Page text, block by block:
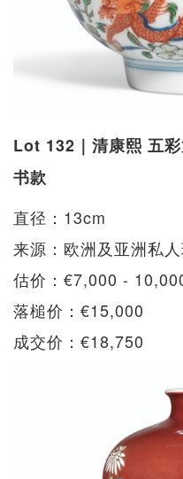
Lot 132｜清康熙 五
书款
直径：13cm
来源：欧洲及亚洲私
估价：€7,000 -
落槌价：€15,000
成交价：€18,750